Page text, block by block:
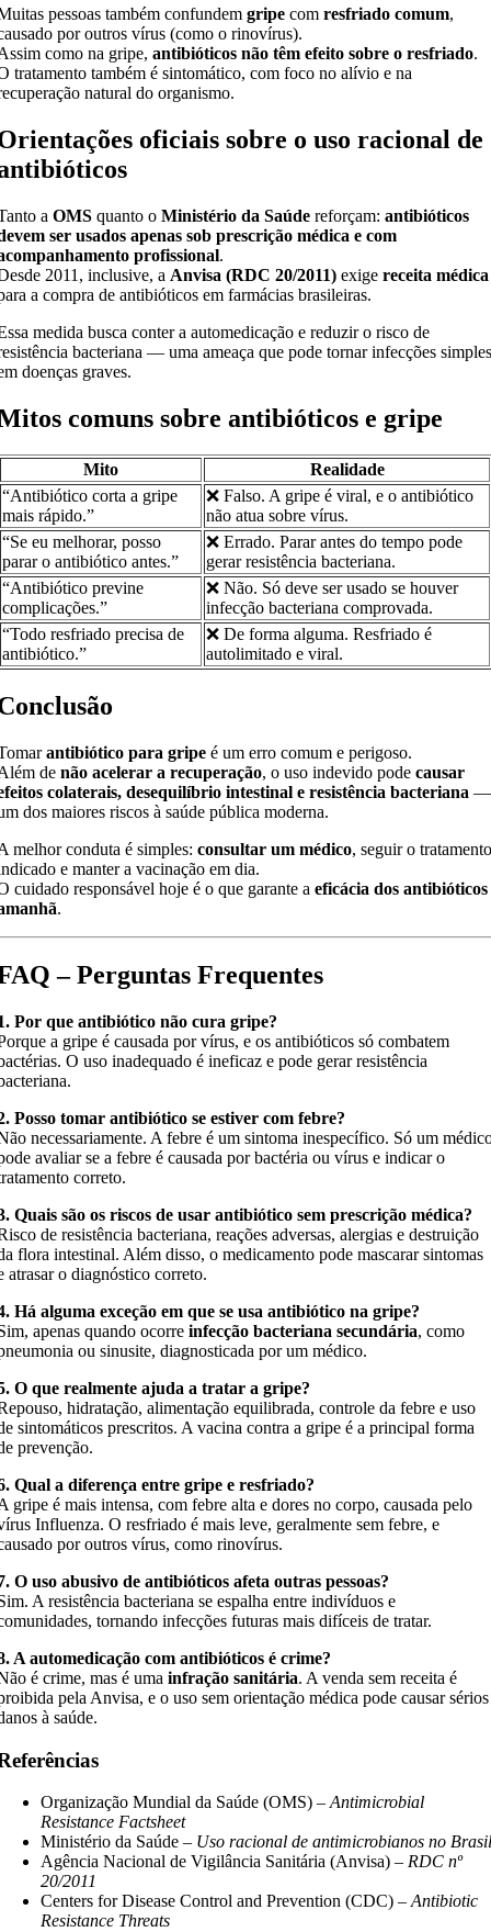
pessoas também confundemgripe comresfriado comum,
por outros vírus (como o rinovírus).
como na gripe,antibióticos não têm efeito sobre o resfriado.
tratamento também é sintomático, com foco no alívio e na
natural do organismo.
oficiais sobre o uso racional de
aOMS quanto oMinistério da Saúde reforçam:antibióticos
ser usados apenas sob prescrição médica e com
profissional.
2011, inclusive, a Anvisa (RDC 20/2011) exigereceita médica
a compra de antibióticos em farmácias brasileiras.
medida busca conter a automedicação e reduzir o risco de
bacteriana — uma ameaça que pode tornar infecções
doenças graves.
comuns sobre antibióticos e gripe
Mito
Realidade
“Antibiótico corta a gripe
mais rápido.”
❌ Falso. A gripe é viral, e o antibiótico
não atua sobre vírus.
“Se eu melhorar, posso
parar o antibiótico antes.”
❌ Errado. Parar antes do tempo pode
gerar resistência bacteriana.
“Antibiótico previne
complicações.”
❌ Não. Só deve ser usado se houver
infecção bacteriana comprovada.
“Todo resfriado precisa de
antibiótico.”
❌ De forma alguma. Resfriado é
autolimitado e viral.
antibiótico para gripe é um erro comum e perigoso.
denão acelerar a recuperação, o uso indevido podecausar
colaterais, desequilíbrio intestinal e resistência bacteriana —
dos maiores riscos à saúde pública moderna.
melhor conduta é simples:consultar um médico, seguir o
e manter a vacinação em dia.
cuidado responsável hoje é o que garante aeficácia dos antibióticos
.
– Perguntas Frequentes
Por que antibiótico não cura gripe?
a gripe é causada por vírus, e os antibióticos só combatem
O uso inadequado é ineficaz e pode gerar resistência
Posso tomar antibiótico se estiver com febre?
necessariamente. A febre é um sintoma inespecífico. Só um
avaliar se a febre é causada por bactéria ou vírus e indicar o
correto.
Quais são os riscos de usar antibiótico sem prescrição médica?
de resistência bacteriana, reações adversas, alergias e destruição
flora intestinal. Além disso, o medicamento pode mascarar sintomas
atrasar o diagnóstico correto.
Há alguma exceção em que se usa antibiótico na gripe?
apenas quando ocorreinfecção bacteriana secundária, como
ou sinusite, diagnosticada por um médico.
O que realmente ajuda a tratar a gripe?
hidratação, alimentação equilibrada, controle da febre e uso
sintomáticos prescritos. A vacina contra a gripe é a principal forma
prevenção.
Qual a diferença entre gripe e resfriado?
gripe é mais intensa, com febre alta e dores no corpo, causada pelo
Influenza. O resfriado é mais leve, geralmente sem febre, e
por outros vírus, como rinovírus.
O uso abusivo de antibióticos afeta outras pessoas?
A resistência bacteriana se espalha entre indivíduos e
tornando infecções futuras mais difíceis de tratar.
A automedicação com antibióticos é crime?
é crime, mas é umainfração sanitária. A venda sem receita é
pela Anvisa, e o uso sem orientação médica pode causar sérios
à saúde.
Organização Mundial da Saúde (OMS) –Antimicrobial
Resistance Factsheet
Ministério da Saúde – Uso racional de antimicrobianos no
Agência Nacional de Vigilância Sanitária (Anvisa) –RDC nº
20/2011
Centers for Disease Control and Prevention (CDC) –Antibiotic
Resistance Threats